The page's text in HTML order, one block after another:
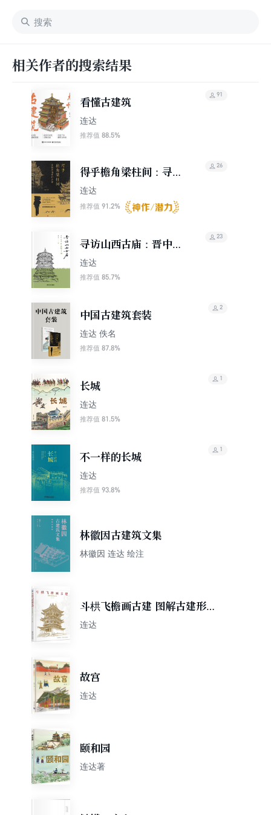
相关作者的搜索结果
看懂古建筑
连达
推荐值 88.5%
91
得乎檐角梁柱间：寻访
晋南乡野古建
连达
推荐值 91.2%
26
寻访山西古庙：晋中、
晋北篇
连达
推荐值 85.7%
23
中国古建筑套装
连达 佚名
推荐值 87.8%
2
长城
连达
推荐值 81.5%
1
不一样的长城
连达
推荐值 93.8%
1
林徽因古建筑文集
林徽因 连达 绘注
斗栱飞檐画古建 图解古建形制
与写生
连达
故宫
连达
颐和园
连达著